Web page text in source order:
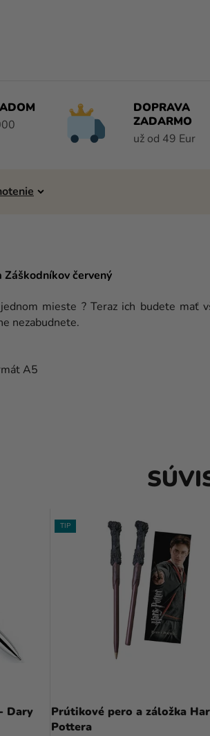
DOPRAVA
ZADARMO
už od 49 Eur
červený
mieste ? Teraz ich budete mať
nezabudnete.
A5
Dary
TIP
Prútikové pero a záložka
Pottera